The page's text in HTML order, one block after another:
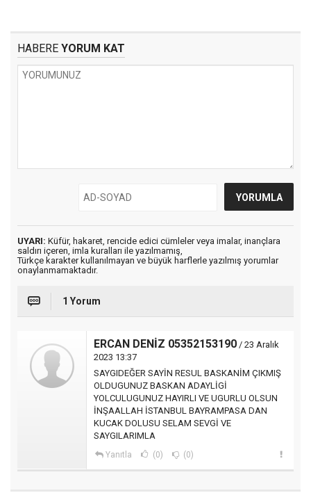
HABERE YORUM KAT
UYARI: Küfür, hakaret, rencide edici cümleler veya imalar, inançlara
saldırı içeren, imla kuralları ile yazılmamış,
Türkçe karakter kullanılmayan ve büyük harflerle yazılmış yorumlar
onaylanmamaktadır.
1 Yorum
ERCAN DENİZ 05352153190 / 23 Aralık
2023 13:37
SAYGIDEĞER SAYİN RESUL BASKANİM ÇIKMIŞ
OLDUGUNUZ BASKAN ADAYLİGİ
YOLCULUGUNUZ HAYIRLI VE UGURLU OLSUN
İNŞAALLAH İSTANBUL BAYRAMPASA DAN
KUCAK DOLUSU SELAM SEVGİ VE
SAYGILARIMLA
Yanıtla (0) (0)